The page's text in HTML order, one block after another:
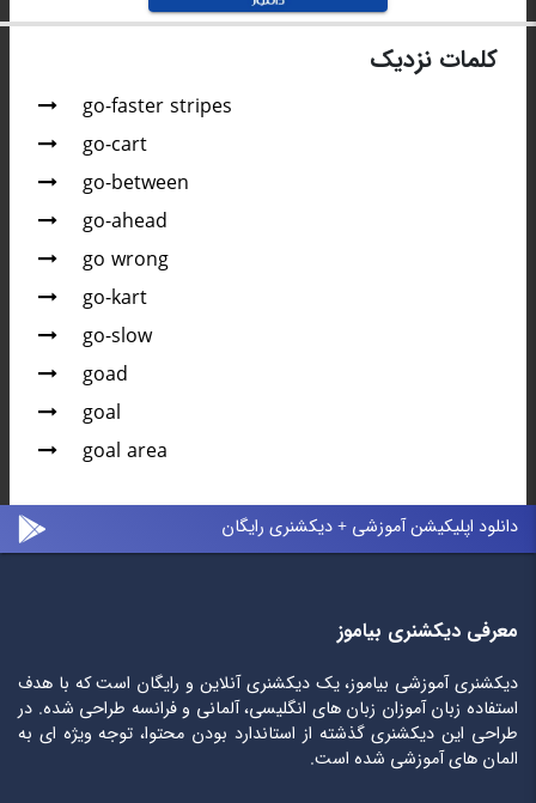
کلمات نزدیک
go-faster stripes
go-cart
go-between
go-ahead
go wrong
go-kart
go-slow
goad
goal
goal area
دانلود اپلیکیشن آموزشی + دیکشنری رایگان
معرفی دیکشنری بیاموز
دیکشنری آموزشی بیاموز، یک دیکشنری آنلاین و رایگان است که با هدف
استفاده زبان آموزان زبان های انگلیسی، آلمانی و فرانسه طراحی شده. در
طراحی این دیکشنری گذشته از استاندارد بودن محتوا، توجه ویژه ای به
المان های آموزشی شده است.